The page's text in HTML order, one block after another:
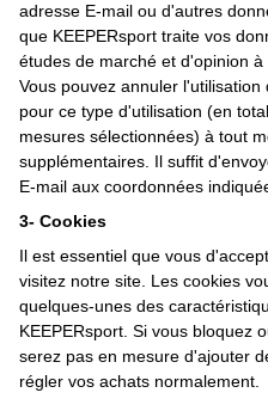
adresse E-mail ou d'autres
que KEEPERsport traite vos
études de marché et d'opinion
Vous pouvez annuler
pour ce type d'utilisation (en
mesures sélectionnées) à tout
supplémentaires. Il suffit
E-mail aux coordonnées
3- Cookies
Il est essentiel que vous
visitez notre site. Les cookies
quelques-unes des
KEEPERsport. Si vous bloquez
serez pas en mesure d'ajouter
régler vos achats normalement.